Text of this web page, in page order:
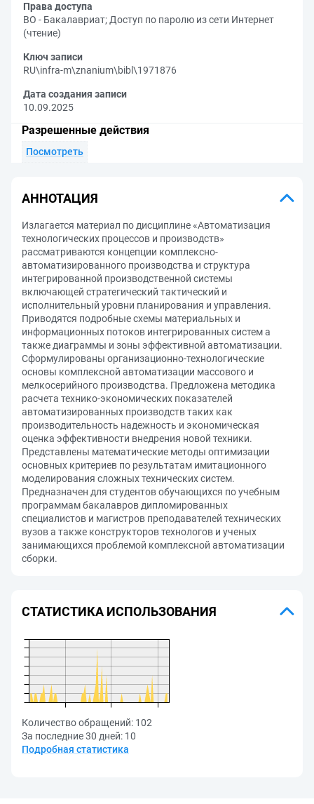
Права доступа
ВО - Бакалавриат; Доступ по паролю из сети Интернет
(чтение)
Ключ записи
RU\infra-m\znanium\bibl\1971876
Дата создания записи
10.09.2025
Разрешенные действия
Посмотреть
АННОТАЦИЯ
Излагается материал по дисциплине «Автоматизация
технологических процессов и производств»
рассматриваются концепции комплексно-
автоматизированного производства и структура
интегрированной производственной системы
включающей стратегический тактический и
исполнительный уровни планирования и управления.
Приводятся подробные схемы материальных и
информационных потоков интегрированных систем а
также диаграммы и зоны эффективной автоматизации.
Сформулированы организационно-технологические
основы комплексной автоматизации массового и
мелкосерийного производства. Предложена методика
расчета технико-экономических показателей
автоматизированных производств таких как
производительность надежность и экономическая
оценка эффективности внедрения новой техники.
Представлены математические методы оптимизации
основных критериев по результатам имитационного
моделирования сложных технических систем.
Предназначен для студентов обучающихся по учебным
программам бакалавров дипломированных
специалистов и магистров преподавателей технических
вузов а также конструкторов технологов и ученых
занимающихся проблемой комплексной автоматизации
сборки.
СТАТИСТИКА ИСПОЛЬЗОВАНИЯ
Количество обращений: 102
За последние 30 дней: 10
Подробная статистика